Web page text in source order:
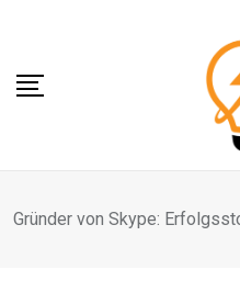
content
Gründer von Skype: